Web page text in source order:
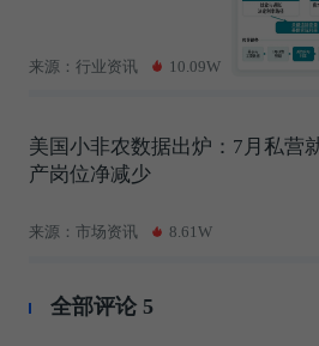
来源：行业资讯 10.09W
美国小非农数据出炉：7月私营
产岗位净减少
来源：市场资讯 8.61W
全部评论 5